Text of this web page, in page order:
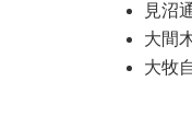
見沼
大間
大牧